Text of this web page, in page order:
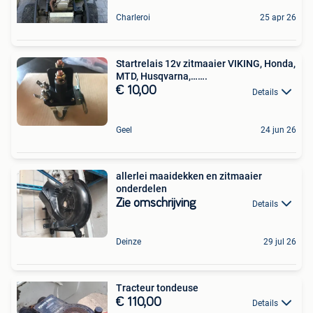
Charleroi 25 apr 26
Startrelais 12v zitmaaier VIKING, Honda,
MTD, Husqvarna,…….
€ 10,00 Details
Geel 24 jun 26
allerlei maaidekken en zitmaaier
onderdelen
Zie omschrijving Details
Deinze 29 jul 26
Tracteur tondeuse
€ 110,00 Details